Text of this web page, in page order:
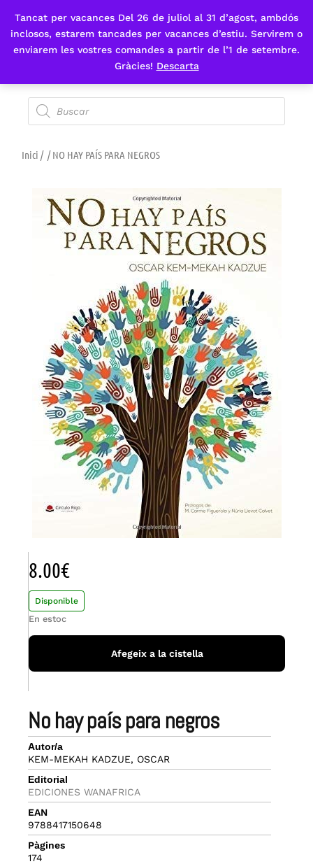
Tancat per vacances Del 26 de juliol al 31 d’agost, ambdós
inclosos, estarem tancades per vacances d’estiu. Servirem o
enviarem les vostres comandes a partir de l’1 de setembre.
Gràcies! Descarta
Fes-te'n sòcia
Inici / / NO HAY PAÍS PARA NEGROS
no hay país para negros
Autor/a
KEM-MEKAH KADZUE, OSCAR
Editorial
EDICIONES WANAFRICA
EAN
9788417150648
Pàgines
174
8.00€
Disponible
En estoc
Afegeix a la cistella